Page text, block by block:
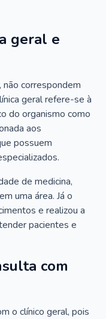
geral e
correspondem
geral refere-se à
do organismo como
aos
possuem
de medicina,
uma área. Já o
e realizou a
pacientes e
com
o clínico geral, pois